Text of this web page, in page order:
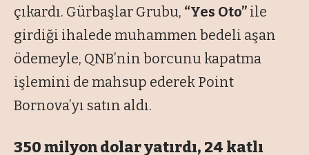
çıkardı. Gürbaşlar Grubu, “Yes Oto” ile
girdiği ihalede muhammen bedeli aşan
ödemeyle, QNB’nin borcunu kapatma
işlemini de mahsup ederek Point
Bornova’yı satın aldı.
350 milyon dolar yatırdı, 24 katlı